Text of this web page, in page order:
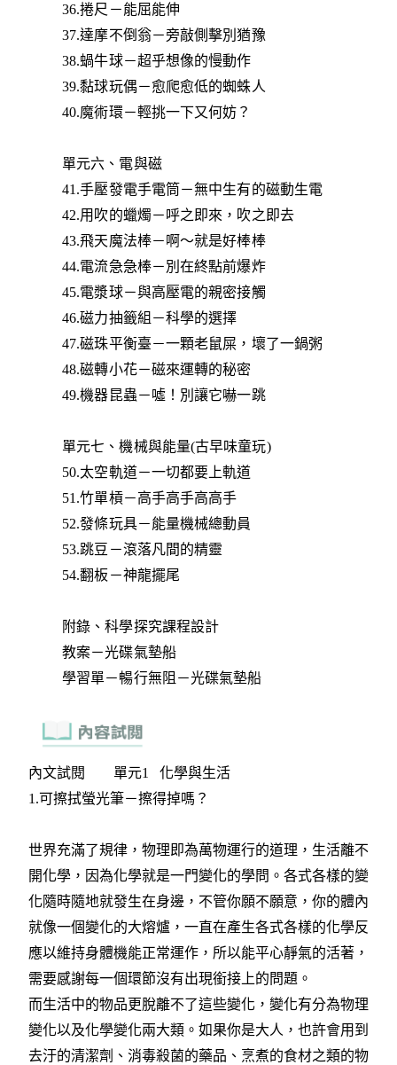
36.捲尺－能屈能伸
37.達摩不倒翁－旁敲側擊別猶豫
38.蝸牛球－超乎想像的慢動作
39.黏球玩偶－愈爬愈低的蜘蛛人
40.魔術環－輕挑一下又何妨？
單元六、電與磁
41.手壓發電手電筒－無中生有的磁動生電
42.用吹的蠟燭－呼之即來，吹之即去
43.飛天魔法棒－啊～就是好棒棒
44.電流急急棒－別在終點前爆炸
45.電漿球－與高壓電的親密接觸
46.磁力抽籤組－科學的選擇
47.磁珠平衡臺－一顆老鼠屎，壞了一鍋粥
48.磁轉小花－磁來運轉的秘密
49.機器昆蟲－噓！別讓它嚇一跳
單元七、機械與能量(古早味童玩)
50.太空軌道－一切都要上軌道
51.竹單槓－高手高手高高手
52.發條玩具－能量機械總動員
53.跳豆－滾落凡間的精靈
54.翻板－神龍擺尾
附錄、科學探究課程設計
教案－光碟氣墊船
學習單－暢行無阻－光碟氣墊船